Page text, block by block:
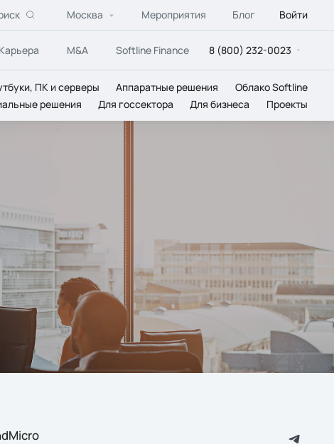
Москва Мероприятия Блог Войти
Карьера M&A Softline Finance 8 (800) 232-0023
ПК и серверы Аппаратные решения
Облако Softline
решения Для госсектора Для бизнеса Проекты